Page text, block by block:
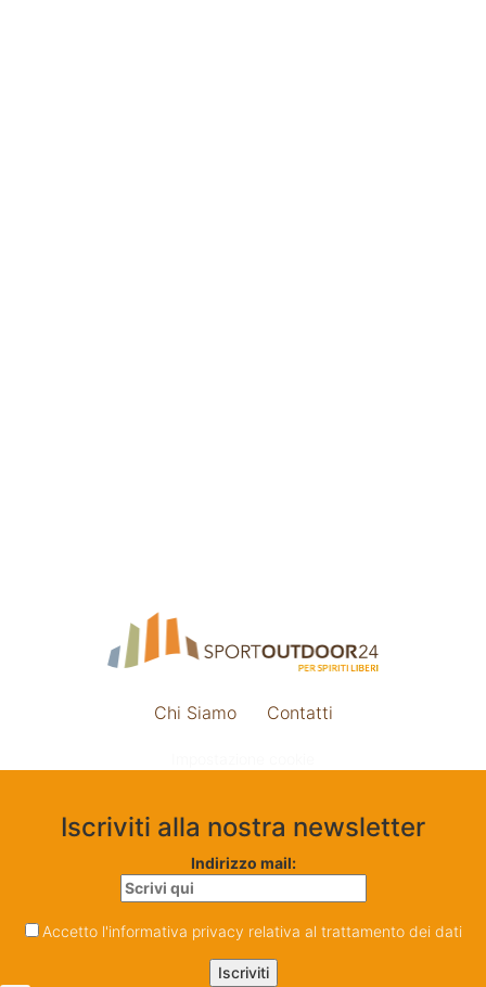
Chi Siamo Contatti
Iscriviti alla nostra newsletter
Indirizzo mail:
Accetto l'informativa privacy relativa al trattamento dei dati